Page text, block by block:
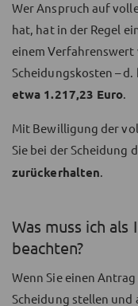
Wer Anspruch auf
hat, hat in der Regel
einem Verfahrenswert
Scheidungskosten –
etwa 1.217,23 Euro
Mit Bewilligung der
Sie bei der Scheidung
zurückerhalten
Was muss ich
beachten?
Wenn Sie einen
Scheidung stellen